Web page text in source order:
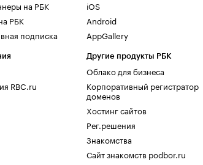
на РБК
РБК
подписка
RBC.ru
iOS
Android
AppGallery
Другие продукты РБК
Облако для бизнеса
Корпоративный регистратор
доменов
Хостинг сайтов
Рег.решения
Знакомства
Сайт знакомств podbor.ru